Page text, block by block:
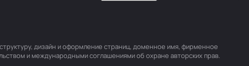
дизайн и оформление страниц, доменное имя, фирменное
и международными соглашениями об охране авторских прав.